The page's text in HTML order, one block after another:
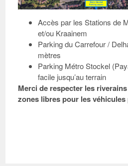
Accès par les Stations de
et/ou Kraainem
Parking du Carrefour /
mètres
Parking Métro Stockel
facile jusqu’au terrain
Merci de respecter les
zones libres pour les